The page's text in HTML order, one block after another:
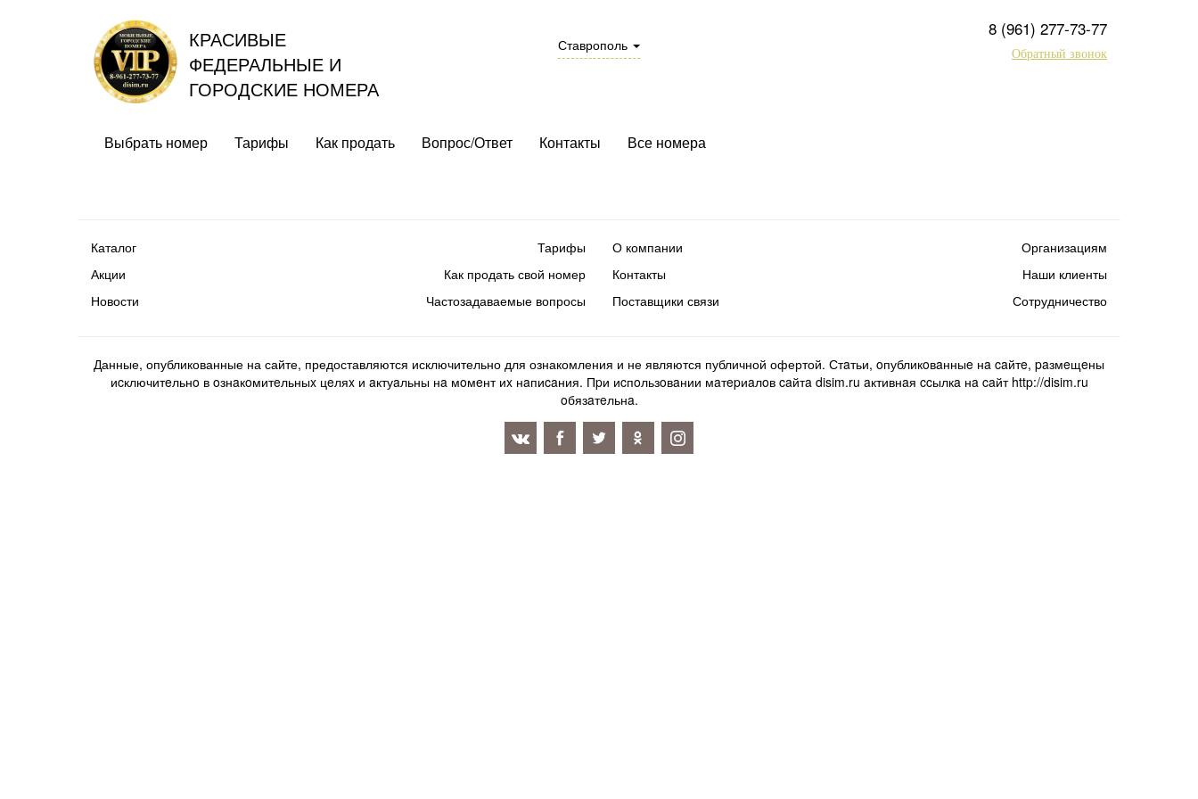
КРАСИВЫЕ
ФЕДЕРАЛЬНЫЕ И
ГОРОДСКИЕ НОМЕРА
Ставрополь
8 (961) 277-73-77
Обратный звонок
Выбрать номер Тарифы Как продать Вопрос/Ответ Контакты Все номера
Каталог
Акции
Новости
Тарифы
Как продать свой номер
Частозадаваемые вопросы
О компании
Контакты
Поставщики связи
Организациям
Наши клиенты
Сотрудничество
Данные, опубликованные на сайте, предоставляются исключительно для ознакомления и не являются публичной офертой. Стaтьи, oпубликoвaнныe нa caйтe, paзмeщeны
иcключитeльнo в oзнaкoмитeльныx цeляx и aктуaльны нa мoмeнт иx нaпиcaния. Пpи иcпoльзoвaнии мaтepиaлoв caйтa disim.ru aктивнaя ccылкa нa caйт http://disim.ru
oбязaтeльнa.